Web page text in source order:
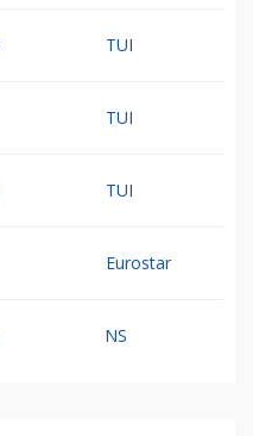
TUI
TUI
TUI
Eurostar
NS